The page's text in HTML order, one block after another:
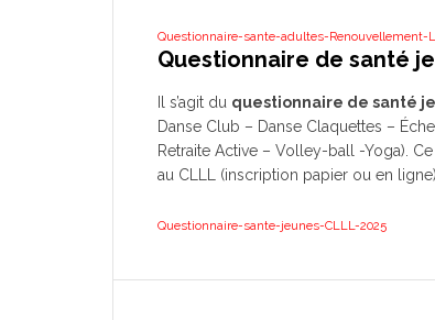
Questionnaire-sante-adultes-Renouvellement-
Questionnaire de santé
Il s’agit du questionnaire de santé
Danse Club – Danse Claquettes –
Retraite Active – Volley-ball -Yoga).
au CLLL (inscription papier ou en
Questionnaire-sante-jeunes-CLLL-2025